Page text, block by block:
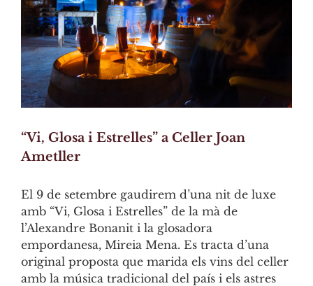
“Vi, Glosa i Estrelles” a Celler Joan
Ametller
El 9 de setembre gaudirem d’una nit de luxe
amb “Vi, Glosa i Estrelles” de la mà de
l’Alexandre Bonanit i la glosadora
empordanesa, Mireia Mena. Es tracta d’una
original proposta que marida els vins del celler
amb la música tradicional del país i els astres